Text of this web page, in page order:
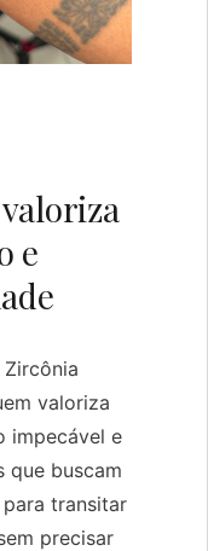
e
valoriza
impecável e
buscam
transitar
precisar